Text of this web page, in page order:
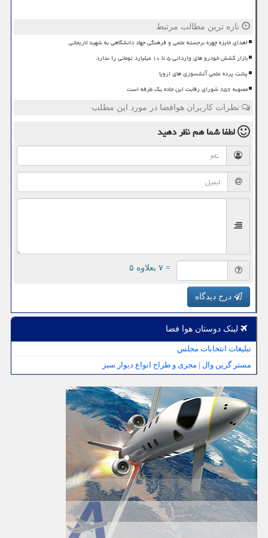
تازه ترین مطالب مرتبط
اهدای جایزه چهره برجسته علمی و فرهنگی جهاد دانشگاهی به شهید لاریجانی
بازار کشش خودرو های وارداتی ۵ تا ۱۰ میلیارد تومانی را ندارد
پشت پرده علمی آتشسوزی های اروپا
مصوبه ۸۵۶ شورای رقابت این جاده یک طرفه است
نظرات کاربران هوافضا در مورد این مطلب
لطفا شما همنظر دهید
= ۷ بعلاوه ۵
درج دیدگاه
لینک دوستان هوا فضا
تبلیغات انتخابات مجلس
مستر گرین وال | مجری و طراح انواع دیوار سبز